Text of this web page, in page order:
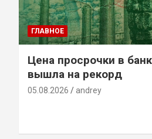
ГЛАВНОЕ
Цена просрочки в
вышла на рекорд
05.08.2026 andrey